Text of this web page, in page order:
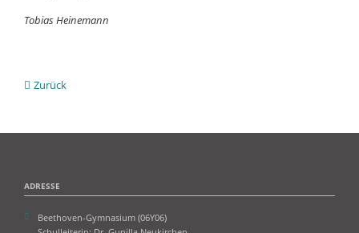
Tobias Heinemann
Zurück
ADRESSE
Beethoven-Gymnasium (06Y06)